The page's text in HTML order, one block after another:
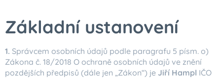
Základní ustanovení
1. Správcem osobních údajů podle paragrafu 5 písm. o)
Zákona č. 18/2018 O ochraně osobních údajů ve znění
pozdějších předpisů (dále jen „Zákon“) je Jiří Hampl IČO